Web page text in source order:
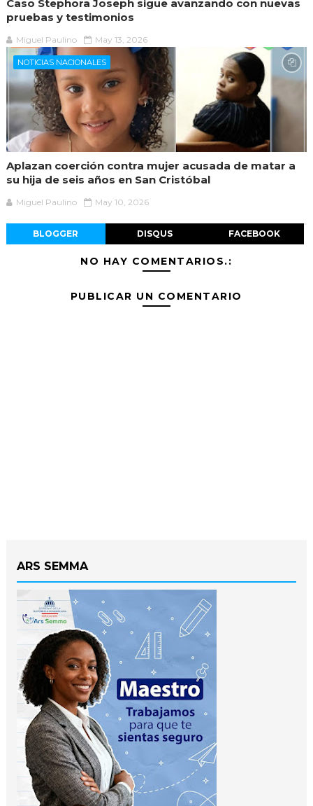
Caso Stephora Joseph sigue avanzando con nuevas
pruebas y testimonios
Miguel Paulino May 13, 2026
NOTICIAS NACIONALES
Aplazan coerción contra mujer acusada de matar a
su hija de seis años en San Cristóbal
Miguel Paulino May 10, 2026
BLOGGER DISQUS FACEBOOK
NO HAY COMENTARIOS.:
PUBLICAR UN COMENTARIO
ARS SEMMA